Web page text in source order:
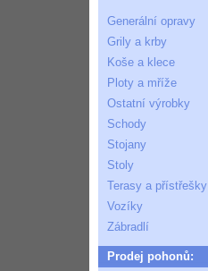
Generální opravy
Grily a krby
Koše a klece
Ploty a mříže
Ostatní výrobky
Schody
Stojany
Stoly
Terasy a přístřešky
Vozíky
Zábradlí
Prodej pohonů: